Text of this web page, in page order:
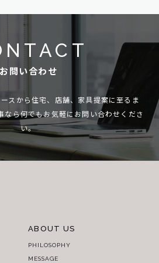
お問い合わせ
スから住宅、店舗、家具提案に至るま
なら何でもお気軽にお問い合わせくださ
い。
ABOUT US
PHILOSOPHY
MESSAGE